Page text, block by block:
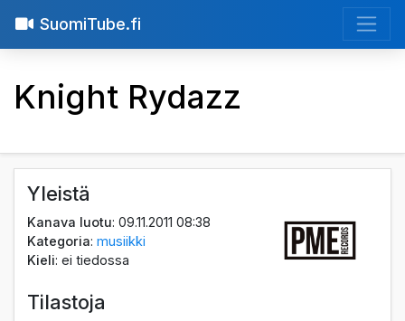
SuomiTube.fi
Knight Rydazz
Yleistä
Kanava luotu: 09.11.2011 08:38
Kategoria:musiikki
Kieli: ei tiedossa
Tilastoja